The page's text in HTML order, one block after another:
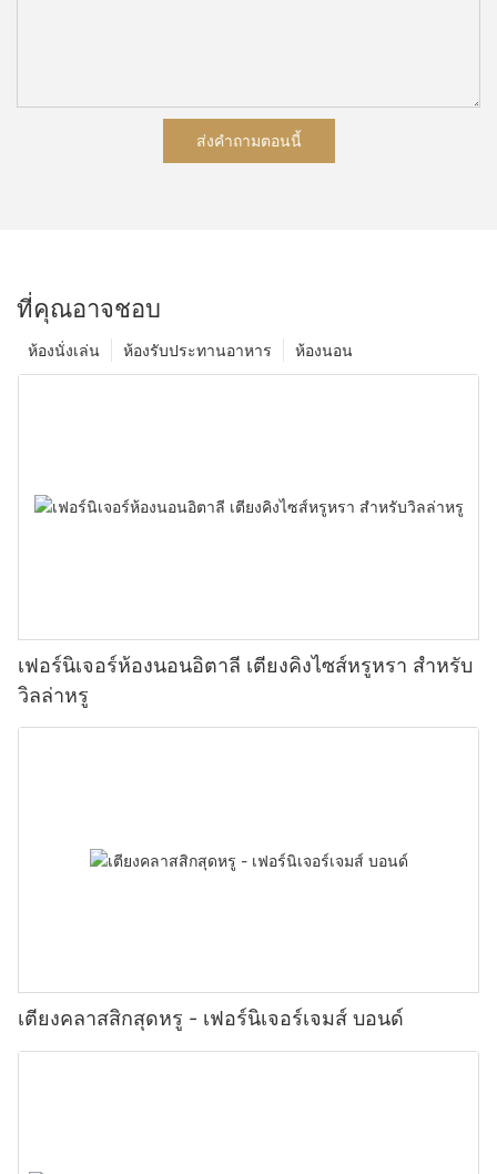
ส่งคำถามตอนนี้
ที่คุณอาจชอบ
ห้องนอน
ห้องรับประทานอาหาร
ห้องนั่งเล่น
เฟอร์นิเจอร์ห้องนอนอิตาลี เตียงคิงไซส์หรูหรา สำหรับ
วิลล่าหรู
เตียงคลาสสิกสุดหรู - เฟอร์นิเจอร์เจมส์ บอนด์